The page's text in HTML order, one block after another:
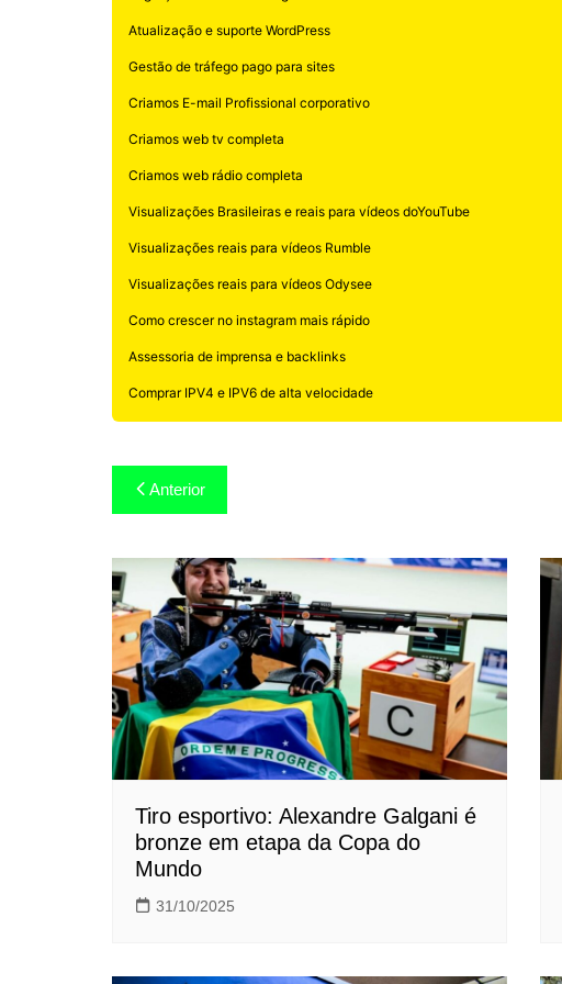
Atualização e suporte WordPress
Gestão de tráfego pago para sites
Criamos E-mail Profissional corporativo
Criamos web tv completa
Criamos web rádio completa
Visualizações Brasileiras e reais para vídeos doYouTube
Visualizações reais para vídeos Rumble
Visualizações reais para vídeos Odysee
Como crescer no instagram mais rápido
Assessoria de imprensa e backlinks
Comprar IPV4 e IPV6 de alta velocidade
Navegação
de
Post
Anterior
Tiro esportivo: Alexandre Galgani é
bronze em etapa da Copa do
Mundo
31/10/2025